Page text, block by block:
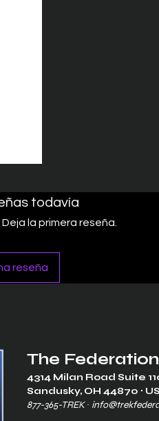
todavía
la primera reseña.
reseña
The Federation
4314 Milan Road Suite
Sandusky, OH 44870 ∙
877-365-TREK ∙